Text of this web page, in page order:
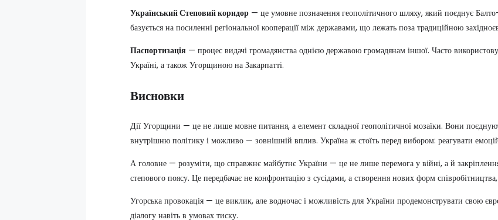
Український Степовий коридор — це умовне позначення геополітичного шляху, який поєднує
базується на посиленні регіональної кооперації між державами, що лежать поза традиційною
Паспортизація — процес видачі громадянства однією державою громадянам іншої. Часто
Україні, а також Угорщиною на Закарпатті.
Висновки
Дії Угорщини — це не лише мовне питання, а елемент складної геополітичної мозаїки. Вони
внутрішню політику і можливо — зовнішній вплив. Україна ж стоїть перед вибором: реагувати
А головне — розуміти, що справжнє майбутнє України — це не лише перемога у війні, а й
степового поясу. Це передбачає не конфронтацію з сусідами, а створення нових форм співробітництва,
Угорська провокація — це виклик, але водночас і можливість для України продемонструвати свою
діалогу навіть в умовах тиску.